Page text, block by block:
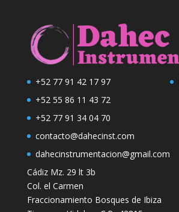
+52 77 91 42 17 97
+52 55 86 11 43 72
+52 77 91 34 04 70
contacto@dahecinst.com
dahecinstrumentacion@gmail.com
Cádiz Mz. 29 lt 3b
Col. el Carmen
Fraccionamiento Bosques de Ibiza